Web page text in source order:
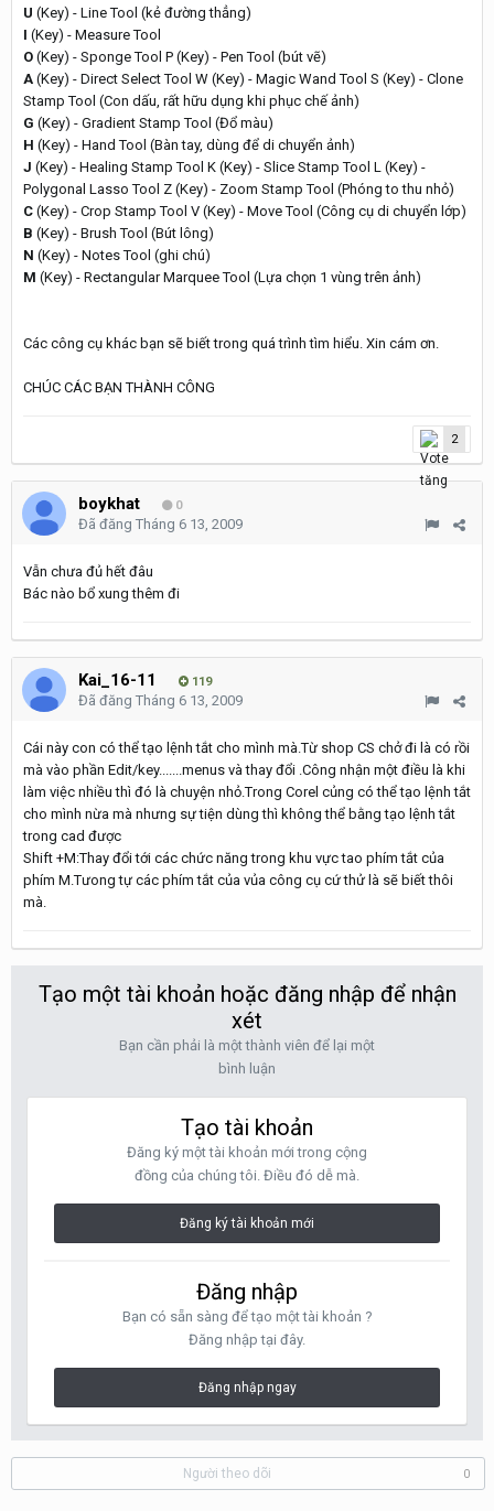
U (Key) - Line Tool (kẻ đường thẳng)
I (Key) - Measure Tool
O (Key) - Sponge Tool P (Key) - Pen Tool (bút vẽ)
A (Key) - Direct Select Tool W (Key) - Magic Wand Tool S (Key) - Clone
Stamp Tool (Con dấu, rất hữu dụng khi phục chế ảnh)
G (Key) - Gradient Stamp Tool (Đổ màu)
H (Key) - Hand Tool (Bàn tay, dùng để di chuyển ảnh)
J (Key) - Healing Stamp Tool K (Key) - Slice Stamp Tool L (Key) -
Polygonal Lasso Tool Z (Key) - Zoom Stamp Tool (Phóng to thu nhỏ)
C (Key) - Crop Stamp Tool V (Key) - Move Tool (Công cụ di chuyển lớp)
B (Key) - Brush Tool (Bút lông)
N (Key) - Notes Tool (ghi chú)
M (Key) - Rectangular Marquee Tool (Lựa chọn 1 vùng trên ảnh)
Các công cụ khác bạn sẽ biết trong quá trình tìm hiểu. Xin cám ơn.
CHÚC CÁC BẠN THÀNH CÔNG
2
boykhat 0
Đã đăng Tháng 6 13, 2009
Vẫn chưa đủ hết đâu
Bác nào bổ xung thêm đi
Kai_16-11 119
Đã đăng Tháng 6 13, 2009
Cái này con có thể tạo lệnh tắt cho mình mà.Từ shop CS chở đi là có rồi
mà vào phần Edit/key.......menus và thay đổi .Công nhận một điều là khi
làm việc nhiều thì đó là chuyện nhỏ.Trong Corel củng có thể tạo lệnh tắt
cho mình nừa mà nhưng sự tiện dùng thì không thể bằng tạo lệnh tắt
trong cad được
Shift +M:Thay đổi tới các chức năng trong khu vực tao phím tắt của
phím M.Tưong tự các phím tắt của vủa công cụ cứ thử là sẽ biết thôi
mà.
Tạo một tài khoản hoặc đăng nhập để nhận
xét
Bạn cần phải là một thành viên để lại một
bình luận
Tạo tài khoản
Đăng ký một tài khoản mới trong cộng
đồng của chúng tôi. Điều đó dễ mà.
Đăng ký tài khoản mới
Đăng nhập
Bạn có sẵn sàng để tạo một tài khoản ?
Đăng nhập tại đây.
Đăng nhập ngay
Người theo dõi 0